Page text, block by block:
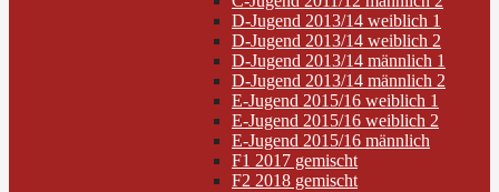
D-Jugend 2013/14 weiblich 1
D-Jugend 2013/14 weiblich 2
D-Jugend 2013/14 männlich 1
D-Jugend 2013/14 männlich 2
E-Jugend 2015/16 weiblich 1
E-Jugend 2015/16 weiblich 2
E-Jugend 2015/16 männlich
F1 2017 gemischt
F2 2018 gemischt